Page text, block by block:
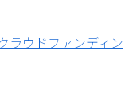
ラウドファンディン